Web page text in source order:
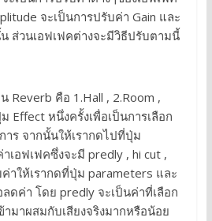
จะเป็นการปรับค่า Gain และ
ส่วนเอฟเฟคต่างจะมีวิธีปรับตามนี้
Reverb คือ 1.Hall , 2.Room ,
Effect หนึ่งครั้งเพื่อเป็นการเลือก
าร จากนั้นให้เรากดไปที่ปุ่ม
เอฟเฟคซึ่งจะมี predly , hi cut ,
าให้เรากดที่ปุ่ม parameters และ
ดค่า โดย predly จะเป็นค่าที่เลือก
ามาผสมกับเสียงจริงมากหรือน้อย